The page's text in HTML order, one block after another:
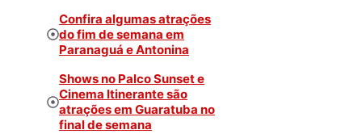
Confira algumas atrações
do fim de semana em
Paranaguá e Antonina
Shows no Palco Sunset e
Cinema Itinerante são
atrações em Guaratuba no
final de semana